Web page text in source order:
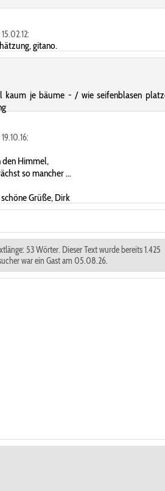
gitano.
kaum je bäume - / wie seifenblasen
den Himmel,
so mancher ...
Grüße, Dirk
53 Wörter. Dieser Text wurde bereits 1.425
war ein Gast am 05.08.26.